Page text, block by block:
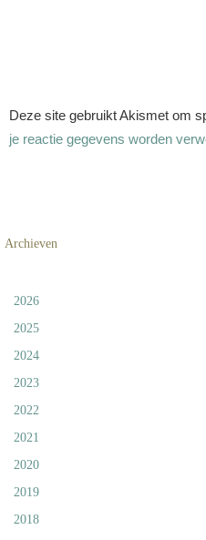
Deze site gebruikt Akismet om
je reactie gegevens worden
Archieven
2026
2025
2024
2023
2022
2021
2020
2019
2018